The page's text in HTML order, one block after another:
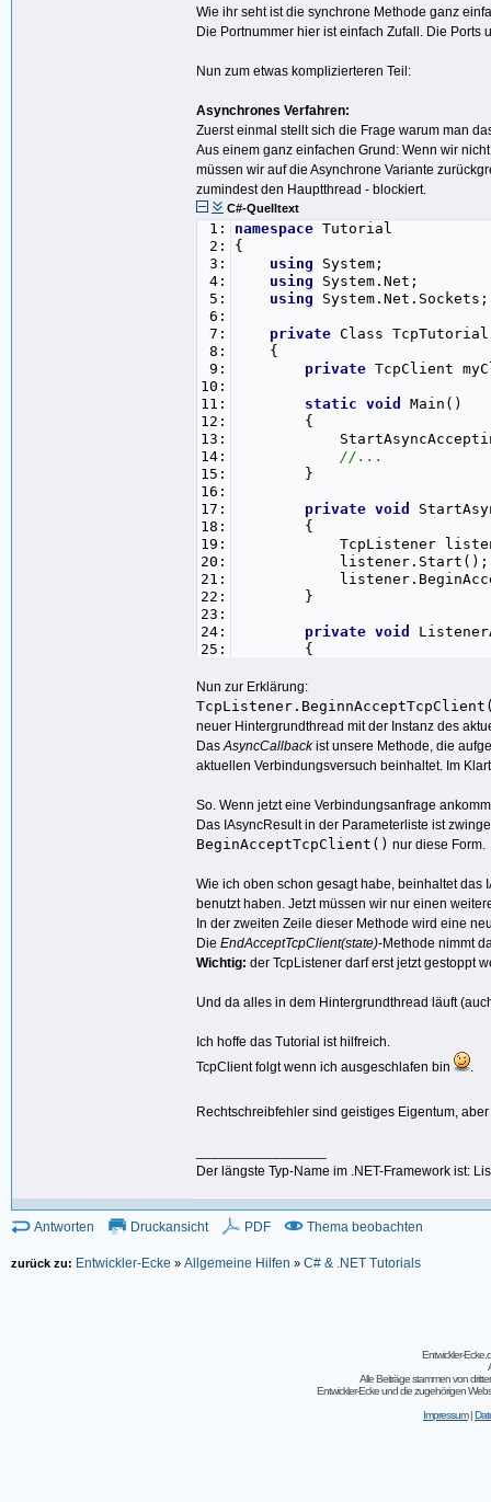
27:
28:
30:
31:
33:
34:
//Hier müssen wir dem
listener.Stop();
//Zum Schluss wird der
returnclient;
}
}
Wie ihr seht ist die synchrone Methode ganz
Die Portnummer hier ist einfach Zufall. Die
Nun zum etwas komplizierteren Teil:
Asynchrones Verfahren:
Zuerst einmal stellt sich die Frage warum man
Aus einem ganz einfachen Grund: Wenn wir
müssen wir auf die Asynchrone Variante
zumindest den Hauptthread - blockiert.
C#-Quelltext
1:
2:
3:
4:
5:
6:
7:
8:
9:
10:
11:
12:
13:
14:
15:
16:
17:
18:
19:
20:
21:
22:
23:
24:
25:
27:
28:
29:
30:
31:
32:
namespace Tutorial
{
using System;
using System.Net;
using System.Net.Sockets;
private Class TcpTutorial
{
private TcpClient
static void
Main()
{
//...
}
private void
{
TcpListener
listener.Start();
}
private void
{
TcpClient client =
listener.Stop();
myClient =
}
}
}
Nun zur Erklärung:
neuer Hintergrundthread mit der Instanz des
DasAsyncCallbackist unsere Methode, die
aktuellen Verbindungsversuch beinhaltet. Im
So. Wenn jetzt eine Verbindungsanfrage
Das IAsyncResult in der Parameterliste ist
BeginAcceptTcpClient() nur diese Form.
Wie ich oben schon gesagt habe, beinhaltet das
benutzt haben. Jetzt müssen wir nur einen
In der zweiten Zeile dieser Methode wird eine
Die EndAcceptTcpClient(state)-Methode nimmt
Wichtig: der TcpListener darf erst jetzt gestoppt
Und da alles in dem Hintergrundthread läuft
Ich hoffe das Tutorial ist hilfreich.
TcpClient folgt wenn ich ausgeschlafen bin
.
Rechtschreibfehler sind geistiges Eigentum,
Der längste Typ-Name im .NET-Framework ist:
Antworten Druckansicht PDF Thema beobachten
zurück zu: Entwickler-Ecke » Allgemeine Hilfen » C# & .NET Tutorials
Entwickler-
Alle Beiträge stammen von
Entwickler-Ecke und die zugehörigen
Impressum|